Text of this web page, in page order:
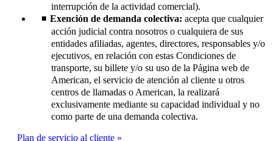
interrupción de la actividad comercial).
Exención de demanda colectiva: acepta que cualquier
acción judicial contra nosotros o cualquiera de sus
entidades afiliadas, agentes, directores, responsables y/o
ejecutivos, en relación con estas Condiciones de
transporte, su billete y/o su uso de la Página web de
American, el servicio de atención al cliente u otros
centros de llamadas o American, la realizará
exclusivamente mediante su capacidad individual y no
como parte de una demanda colectiva.
Plan de servicio al cliente